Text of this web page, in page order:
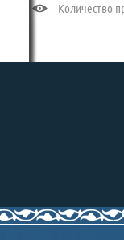
Количество